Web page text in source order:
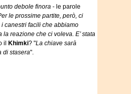
debole finora - le parole
le prossime partite, però, ci
canestri facili che abbiamo
la reazione che ci voleva. E’ stata
il Khimki? "La chiave sarà
di stasera".